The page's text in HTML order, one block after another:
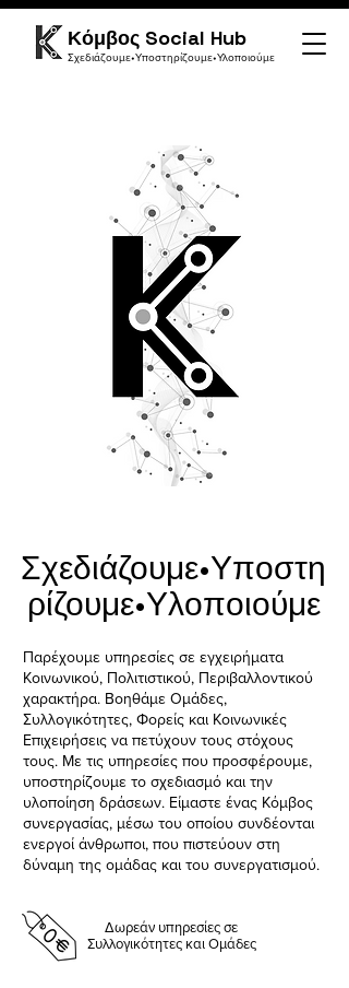
Κόμβος Social Hub
Σχεδιάζουμε•Υποστηρίζουμε•Υλοποιούμε
Σχεδιάζουμε•Υποστη
ρίζουμε•Υλοποιούμε
Παρέχουμε υπηρεσίες σε εγχειρήματα
Κοινωνικού, Πολιτιστικού, Περιβαλλοντικού
χαρακτήρα. Βοηθάμε Ομάδες,
Συλλογικότητες, Φορείς και Κοινωνικές
Επιχειρήσεις να πετύχουν τους στόχους
τους. Με τις υπηρεσίες που προσφέρουμε,
υποστηρίζουμε το σχεδιασμό και την
υλοποίηση δράσεων. Είμαστε ένας Κόμβος
συνεργασίας, μέσω του οποίου συνδέονται
ενεργοί άνθρωποι, που πιστεύουν στη
δύναμη της ομάδας και του συνεργατισμού.
Δωρεάν υπηρεσίες σε
Συλλογικότητες και Ομάδες